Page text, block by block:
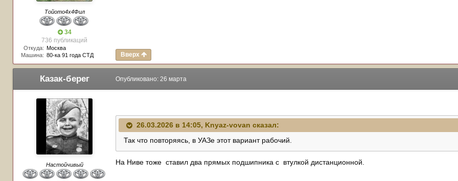
Тойото4х4Фил
34
736 публикаций
Откуда: Москва
Машина: 80-ка 91 года СТД Вверх
Казак-берег
Настойчивый
Опубликовано: 26 марта
26.03.2026 в 14:05, Knyaz-vovan сказал:
Так что повторяясь, в УАЗе этот вариант рабочий.
На Ниве тоже ставил два прямых подшипника с втулкой дистанционной.